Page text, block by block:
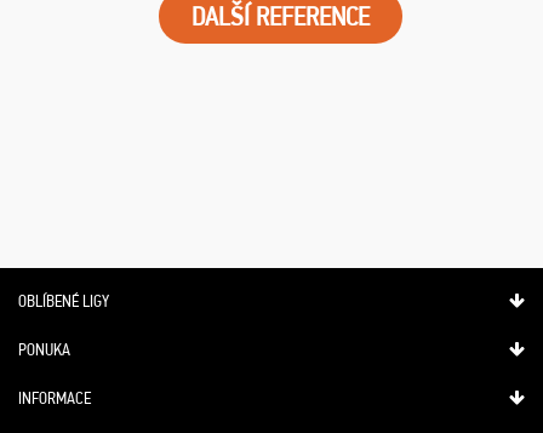
DALŠÍ REFERENCE
OBLÍBENÉ LIGY
PONUKA
INFORMACE